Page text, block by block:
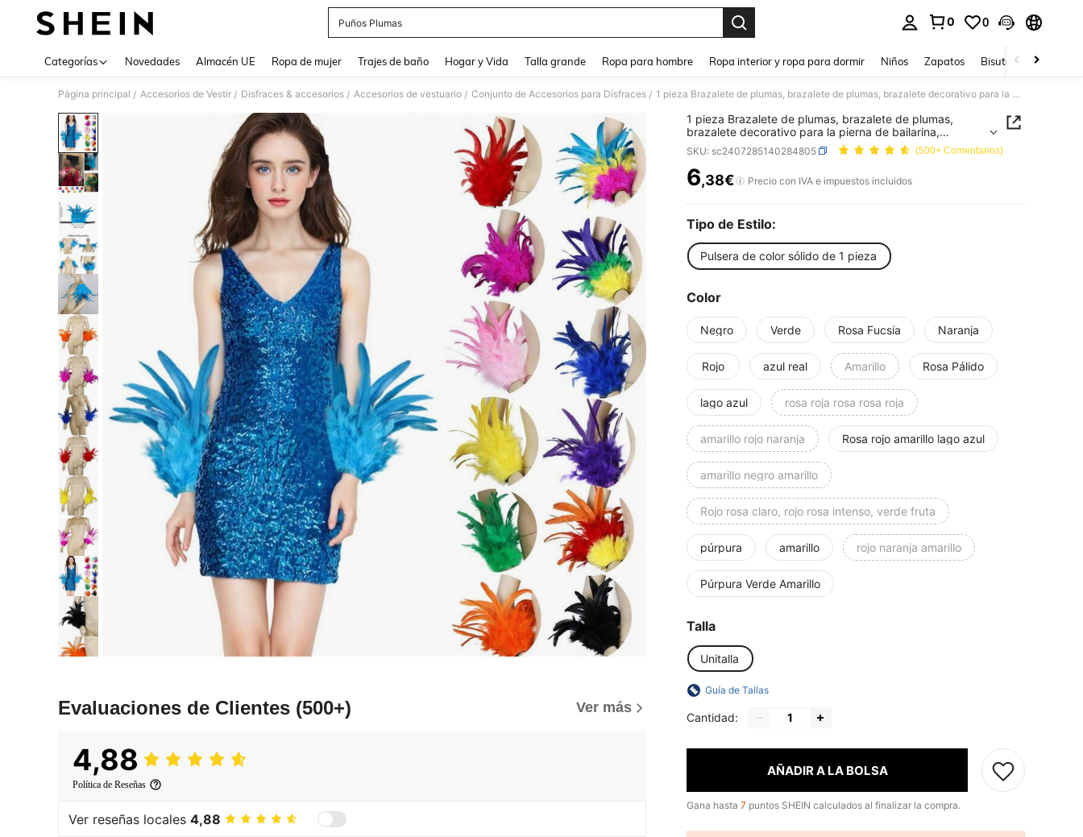
Puños Plumas
0 0
Categorías Novedades Almacén UE Ropa de mujer Trajes de baño Hogar y Vida Talla grande Ropa para hombre Ropa interior y ropa para dormir Niños Zapatos Bisutería Y
Página principal / Accesorios de Vestir / Disfraces & accesorios / Accesorios de vestuario / Conjunto de Accesorios para Disfraces / 1 pieza Brazalete de plumas, brazalete de plumas, brazalete decorativo para la pierna de bailarina, adecuado para carnaval, juego de roles, actuación en el escenario, disfraz, mascarada, Halloween
Evaluaciones de Clientes (500+) Ver más
4,88
Política de Reseñas
Ver reseñas locales 4,88
1 pieza Brazalete de plumas, brazalete de plumas,
brazalete decorativo para la pierna de bailarina,
adecuado para carnaval, juego de roles, actuación en el
escenario, disfraz, mascarada, Halloween
SKU: sc2407285140284805 (500+ Comentarios)
PRICE AND AVAILABILITY
6,38€ Precio con IVA e impuestos incluidos
Tipo de Estilo:
Pulsera de color sólido de 1 pieza
Color
Negro Verde Rosa Fucsia Naranja
Rojo azul real Amarillo Rosa Pálido
lago azul rosa roja rosa rosa roja
amarillo rojo naranja Rosa rojo amarillo lago azul
amarillo negro amarillo
Rojo rosa claro, rojo rosa intenso, verde fruta
púrpura amarillo rojo naranja amarillo
Púrpura Verde Amarillo
Talla
Unitalla
Guía de Tallas
Cantidad:
AÑADIR A LA BOLSA
Gana hasta 7 puntos SHEIN calculados al finalizar la compra.